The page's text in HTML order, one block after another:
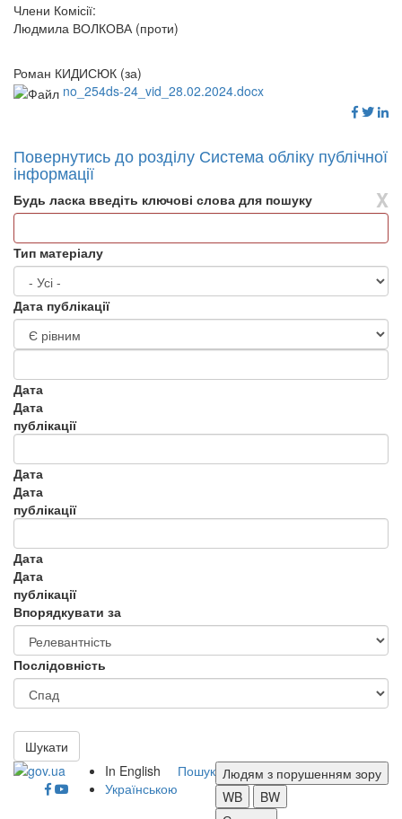
Члени Комісії:
Людмила ВОЛКОВА (проти)
Роман КИДИСЮК (за)
no_254ds-24_vid_28.02.2024.docx
Повернутись до розділу Система обліку публічної
інформації
X
Будь ласка введіть ключові слова для пошуку
Тип матеріалу
Дата публікації
Дата
Дата
публікації
Дата
Дата
публікації
Дата
Дата
публікації
Впорядкувати за
Послідовність
Шукати
Людям з порушенням зору
WB
BW
Пошук
In English
Українською